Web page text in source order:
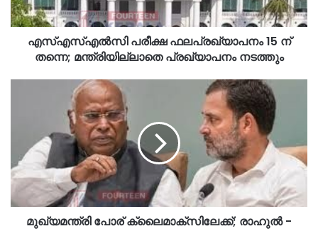
എസ്എസ്എൽസി പരീക്ഷ ഫലപ്രഖ്യാപനം 15 ന്
തന്നെ; മന്ത്രിയില്ലാതെ പ്രഖ്യാപനം നടത്തും
മുഖ്യമന്ത്രി പോര് ക്ലൈമാക്സിലേക്ക്; രാഹുൽ -